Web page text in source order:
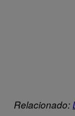
Relacionado: